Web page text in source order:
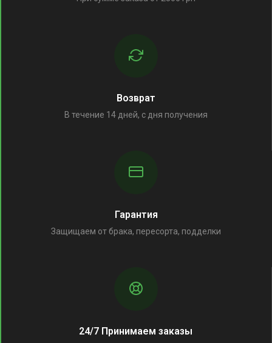
Возврат
В течение 14 дней, с дня получения
Гарантия
Защищаем от брака, пересорта, подделки
24/7 Принимаем заказы